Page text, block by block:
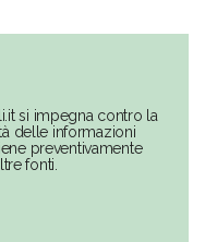
si impegna contro la
delle informazioni
preventivamente
fonti.